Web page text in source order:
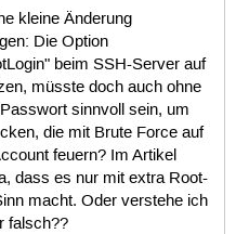
kleine Änderung
Die Option
beim SSH-Server auf
müsste doch auch ohne
sinnvoll sein, um
die mit Brute Force auf
feuern? Im Artikel
dass es nur mit extra Root-
macht. Oder verstehe ich
falsch??